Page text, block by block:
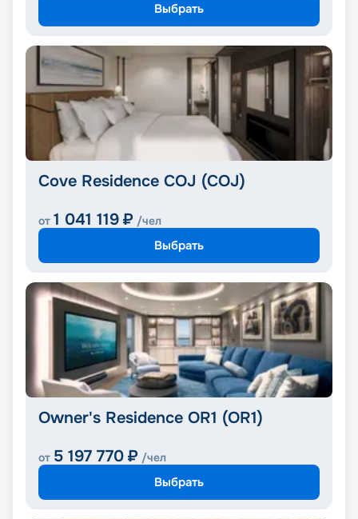
Выбрать
Cove Residence COJ (COJ)
от 1 041 119 ₽ /чел
Выбрать
Owner's Residence OR1 (OR1)
от 5 197 770 ₽ /чел
Выбрать